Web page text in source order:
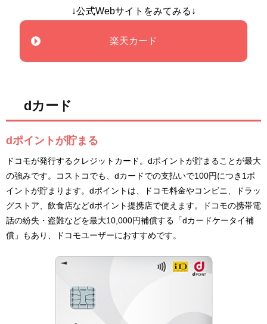
↓公式Webサイトをみてみる↓
楽天カード
dカード
dポイントが貯まる
ドコモが発行するクレジットカード。dポイントが貯まることが最大
の強みです。コストコでも、dカードでの支払いで100円につき1ポ
イントが貯まります。dポイントは、ドコモ料金やコンビニ、ドラッ
グストア、飲食店などdポイント提携店で使えます。ドコモの携帯電
話の紛失・盗難などを最大10,000円補償する「dカードケータイ補
償」もあり、ドコモユーザーにおすすめです。